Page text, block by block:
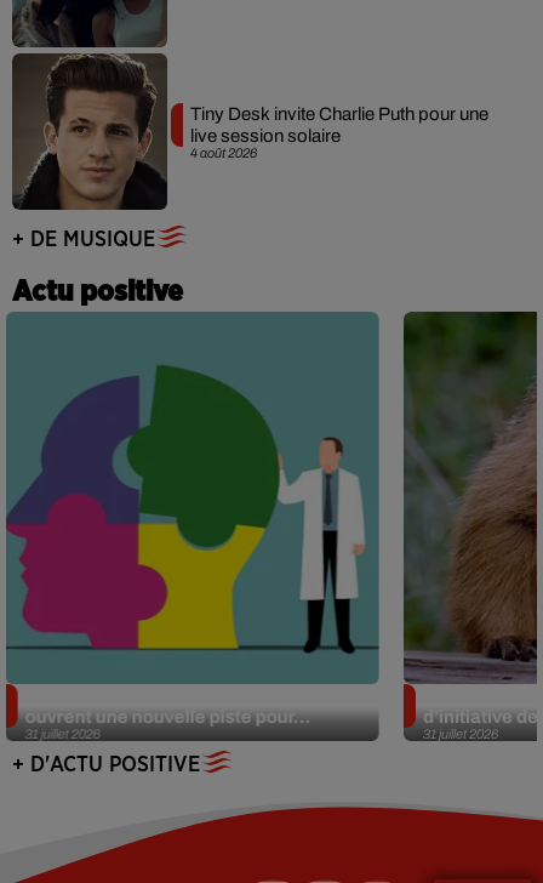
4 août 2026
Tiny Desk invite Charlie Puth pour une
live session solaire
+ DE MUSIQUE
Actu positive
31 juillet 2026
ouvrent une nouvelle piste pour...
31 juillet 2026
d’initiative
+ D'ACTU POSITIVE